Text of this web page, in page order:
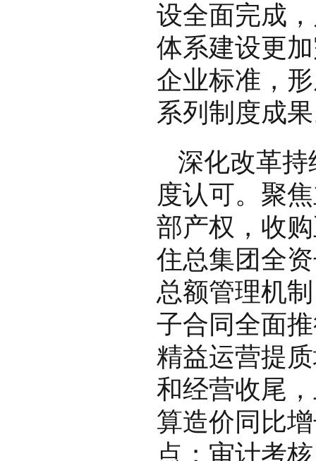
设全面完成
体系建设更
企业标准，
系列制度成
深化改革
度认可。聚
部产权，收
住总集团全
总额管理机
子合同全面
精益运营提
和经营收尾
算造价同比
点；审计考